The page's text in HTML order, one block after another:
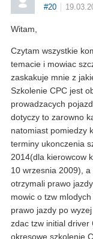
#20
Witam,
Czytam wszystkie
temacie i mowiac
zaskakuje mnie z
Szkolenie CPC jest
prowadzacych
dotyczy to zarowno
natomiast pomiedzy
terminy ukonczenia
2014(dla kierowcow
10 wrzesnia 2009),
otrzymali prawo
mowic o tzw
prawo jazdy po
zdac tzw initial driver
okresowe szkolenie